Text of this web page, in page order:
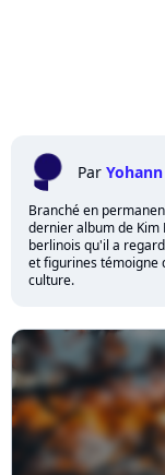
Par Yohann
Branché en
dernier album de Kim
berlinois qu'il a
et figurines témoigne
culture.